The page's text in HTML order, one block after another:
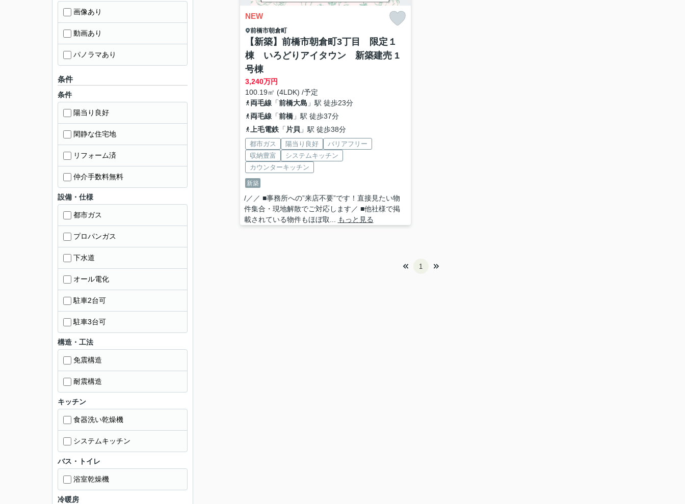
NEW
前橋市朝倉町
【新築】前橋市朝倉町3丁目 限定１
棟 いろどりアイタウン 新築建売 1
号棟
3,240万円
100.19㎡ (4LDK) /予定
両毛線「前橋大島 」駅 徒歩23分
両毛線「前橋」駅 徒歩37分
上毛電鉄「 片貝 」駅 徒歩38分
都市ガス 陽当り良好
バリアフリー
収納豊富
システムキッチン
カウンターキッチン
新築
/／／ ■事務所への”来店不要”です！直接見たい物
件集合・現地解散でご対応します／ ■他社様で掲
載されている物件もほぼ取...
もっと見る
1
画像あり
動画あり
パノラマあり
条件
条件
陽当り良好
閑静な住宅地
リフォーム済
仲介手数料無料
設備・仕様
都市ガス
プロパンガス
下水道
オール電化
駐車2台可
駐車3台可
構造・工法
免震構造
耐震構造
キッチン
食器洗い乾燥機
システムキッチン
バス・トイレ
浴室乾燥機
冷暖房